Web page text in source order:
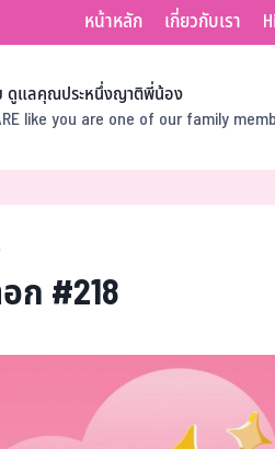
หน้าหลัก เกี่ยวกับเรา
ดูแลคุณประหนึ่งญาติพี่น้อง
like you are one of our family
ก #218